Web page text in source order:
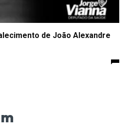
de João Alexandre